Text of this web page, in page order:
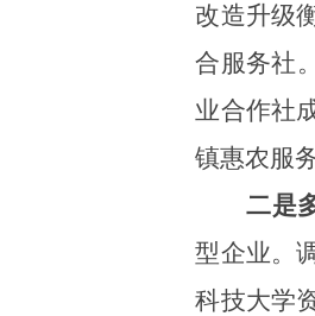
改造升级
合服务社
业合作社
镇惠农服
二是
型企业。
科技大学